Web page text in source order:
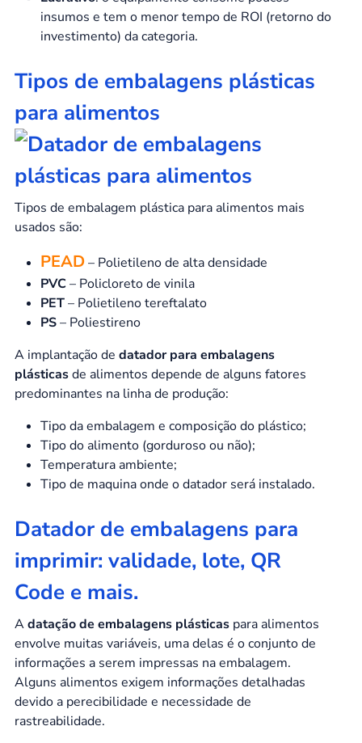
insumos e tem o menor tempo de ROI (retorno do
investimento) da categoria.
Tipos de embalagens plásticas
para alimentos
Tipos de embalagem plástica para alimentos mais
usados são:
PEAD– Polietileno de alta densidade
PVC– Policloreto de vinila
PET– Polietileno tereftalato
PS– Poliestireno
A implantação de datador para embalagens
plásticasde alimentos depende de alguns fatores
predominantes na linha de produção:
Tipo da embalagem e composição do plástico;
Tipo do alimento (gorduroso ou não);
Temperatura ambiente;
Tipo de maquina onde o datador será instalado.
Datador de embalagens para
imprimir: validade, lote, QR
Code e mais.
Adatação de embalagens plásticas para alimentos
envolve muitas variáveis, uma delas é o conjunto de
informações a serem impressas na embalagem.
Alguns alimentos exigem informações detalhadas
devido a perecibilidade e necessidade de
rastreabilidade.